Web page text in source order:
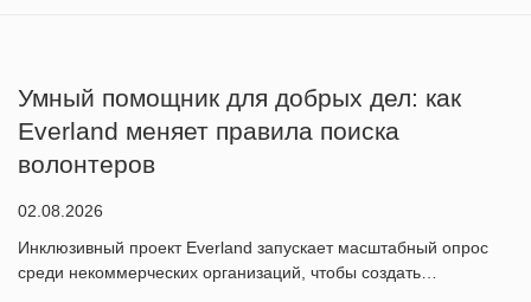
Умный помощник для добрых дел: как
Everland меняет правила поиска
волонтеров
02.08.2026
Инклюзивный проект Everland запускает масштабный опрос
среди некоммерческих организаций, чтобы создать…